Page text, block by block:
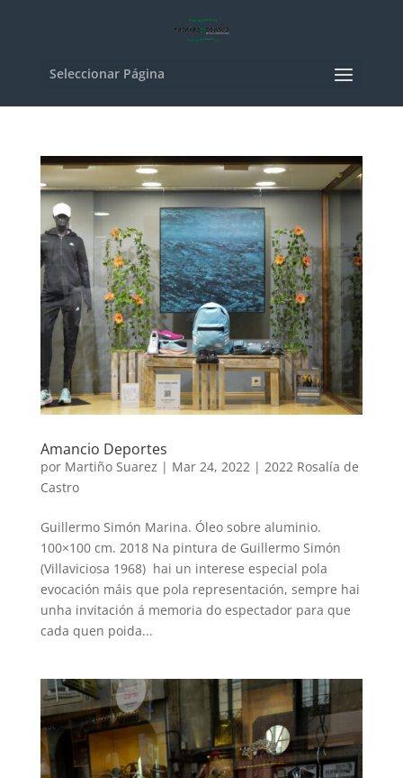
Seleccionar Página
Amancio Deportes
por Martiño Suarez | Mar 24, 2022| 2022 Rosalía de
Castro
Guillermo Simón Marina. Óleo sobre aluminio.
100×100 cm. 2018 Na pintura de Guillermo Simón
(Villaviciosa 1968) hai un interese especial pola
evocación máis que pola representación, sempre hai
unha invitación á memoria do espectador para que
cada quen poida...